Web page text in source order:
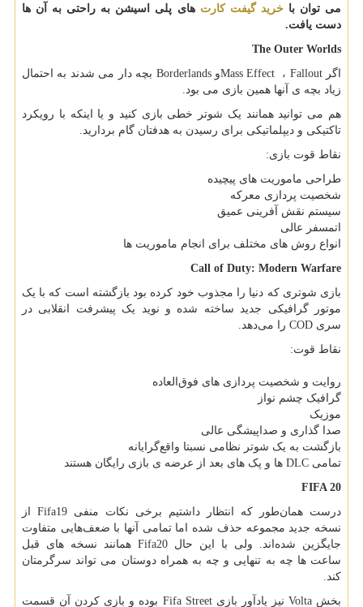
می توان باخرید گیفت کارت های پلی اسیشن به راحتی به آن ها
دست یافت.
The Outer Worlds
اگر Fallout ، Mass Effectو Borderlands بچه دار می شدند به احتمال
زیاد بچه ی آنها همین بازی می بود.
هم می توانید همانند یک شوتر خطی بازی کنید و یا اینکه با رویکرد
تاکتیکی و دیپلماتیکی برای رسیدن به هدفتان گام بردارید.
نقاط قوت بازی:
طراحی ماموریت های پیچیده
شخصیت پردازی معرکه
سیستم نقش آفرینی عمیق
اتمسفر عالی
انواع روش های مختلف برای انجام ماموریت ها
Call of Duty: Modern Warfare
بازی شوتری که دنیا را مجذوب خود کرده بود بازگشته است که با یک
موتور گرافیکی جدید ساخته شده‌ و نوید یک پیشرفت انقلابی در
سری COD را می‌دهد.
نقاط قوت:
روایت و شخصیت‌ پردازی های فوق‌العاده
گرافیک چشم نواز
موزیک
صدا گذاری و صداپیشگی عالی
بازگشت به یک شوتر نظامی نسبتا واقع‌گرایانه
تمامی DLC ها و پک های بعد از عرضه ی بازی رایگان هستند
FIFA 20
درست همان‌طور که انتظار داشتیم برخی نکات منفی Fifa19
از
نسخه جدید مجموعه حذف شده اما تمامی آنها با ضعف‌هایی متفاوت
جایگزین شده‌اند. ولی با این حال Fifa20 همانند نسخه های قبل
ساعت ها چه به تنهایی و چه به همراه دوستان می تواند سرگرمتان
کند.
بخش Volta نیز یادآور بازی Fifa Street بوده و بازی کردن آن قسمت